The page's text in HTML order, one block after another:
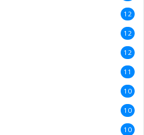
12
12
12
11
10
10
10